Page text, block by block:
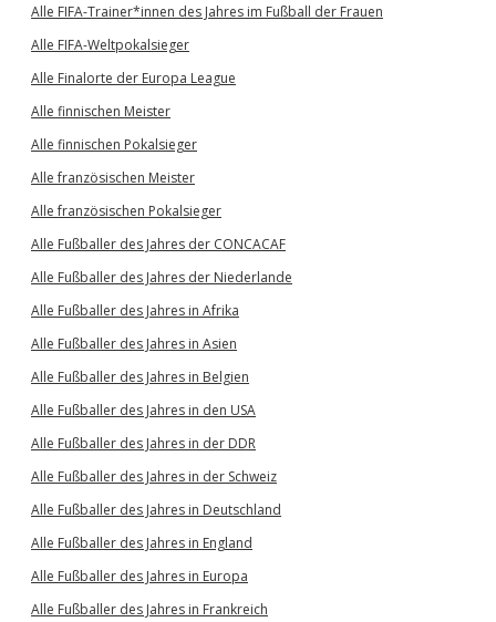
Alle FIFA-Trainer*innen des Jahres im Fußball der Frauen
Alle FIFA-Weltpokalsieger
Alle Finalorte der Europa League
Alle finnischen Meister
Alle finnischen Pokalsieger
Alle französischen Meister
Alle französischen Pokalsieger
Alle Fußballer des Jahres der CONCACAF
Alle Fußballer des Jahres der Niederlande
Alle Fußballer des Jahres in Afrika
Alle Fußballer des Jahres in Asien
Alle Fußballer des Jahres in Belgien
Alle Fußballer des Jahres in den USA
Alle Fußballer des Jahres in der DDR
Alle Fußballer des Jahres in der Schweiz
Alle Fußballer des Jahres in Deutschland
Alle Fußballer des Jahres in England
Alle Fußballer des Jahres in Europa
Alle Fußballer des Jahres in Frankreich